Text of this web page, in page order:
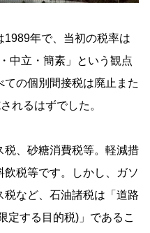
年で、当初の税率は
中立・簡素」という観点
の個別間接税は廃止また
れるはずでした。
税、砂糖消費税等。軽減措
税等です。しかし、ガソ
税など、石油諸税は「道路
定する目的税)」であるこ